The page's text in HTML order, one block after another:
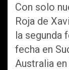
Con solo
Roja de
la segunda
fecha en
Australia